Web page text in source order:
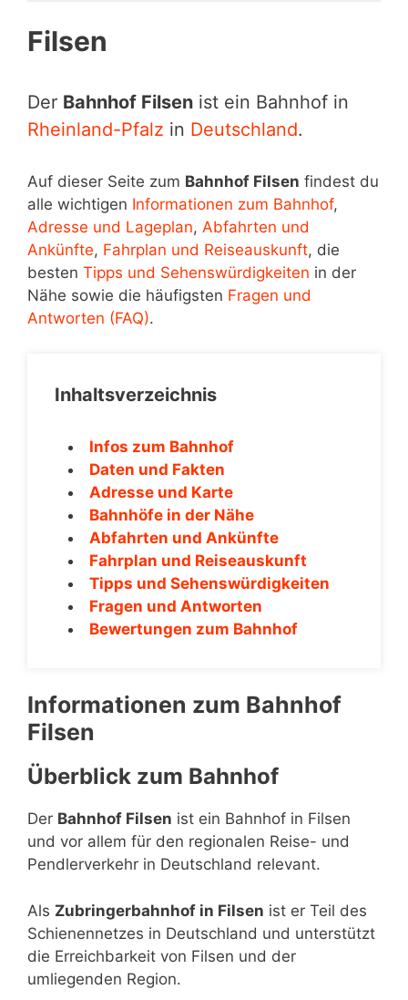
Filsen
Der Bahnhof Filsen ist ein Bahnhof in
Rheinland-Pfalz in Deutschland.
Auf dieser Seite zum Bahnhof Filsen findest du
alle wichtigen Informationen zum Bahnhof,
Adresse und Lageplan, Abfahrten und
Ankünfte, Fahrplan und Reiseauskunft, die
besten Tipps und Sehenswürdigkeiten in der
Nähe sowie die häufigsten Fragen und
Antworten (FAQ).
Inhaltsverzeichnis
Infos zum Bahnhof
Daten und Fakten
Adresse und Karte
Bahnhöfe in der Nähe
Abfahrten und Ankünfte
Fahrplan und Reiseauskunft
Tipps und Sehenswürdigkeiten
Fragen und Antworten
Bewertungen zum Bahnhof
Informationen zum Bahnhof
Filsen
Überblick zum Bahnhof
Der Bahnhof Filsen ist ein Bahnhof in Filsen
und vor allem für den regionalen Reise- und
Pendlerverkehr in Deutschland relevant.
Als Zubringerbahnhof in Filsen ist er Teil des
Schienennetzes in Deutschland und unterstützt
die Erreichbarkeit von Filsen und der
umliegenden Region.